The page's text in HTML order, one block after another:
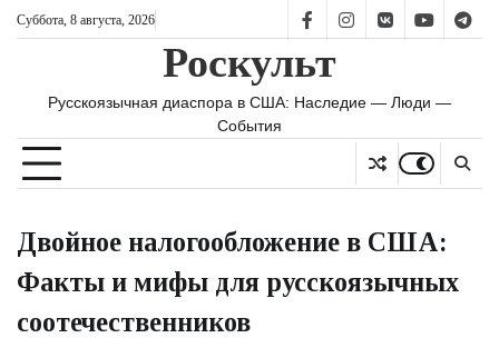
SkipСуббота, 8 августа, 2026
FB IS vk YT TG
Роскульт
Русскоязычная диаспора в США: Наследие — Люди —
События
Двойное налогообложение в США:
Факты и мифы для русскоязычных
соотечественников